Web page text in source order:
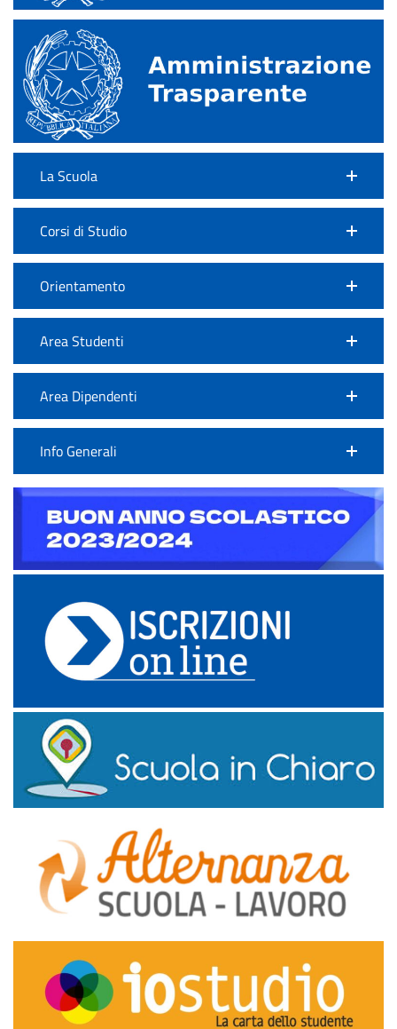
La Scuola
Corsi di Studio
Orientamento
Area Studenti
Area Dipendenti
Info Generali